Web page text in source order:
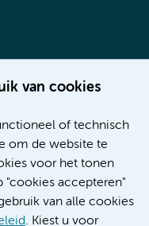
van cookies
of technisch
om de website te
voor het tonen
"cookies accepteren"
van alle cookies
. Kiest u voor